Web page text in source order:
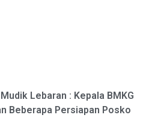
Lebaran : Kepala BMKG
Beberapa Persiapan Posko